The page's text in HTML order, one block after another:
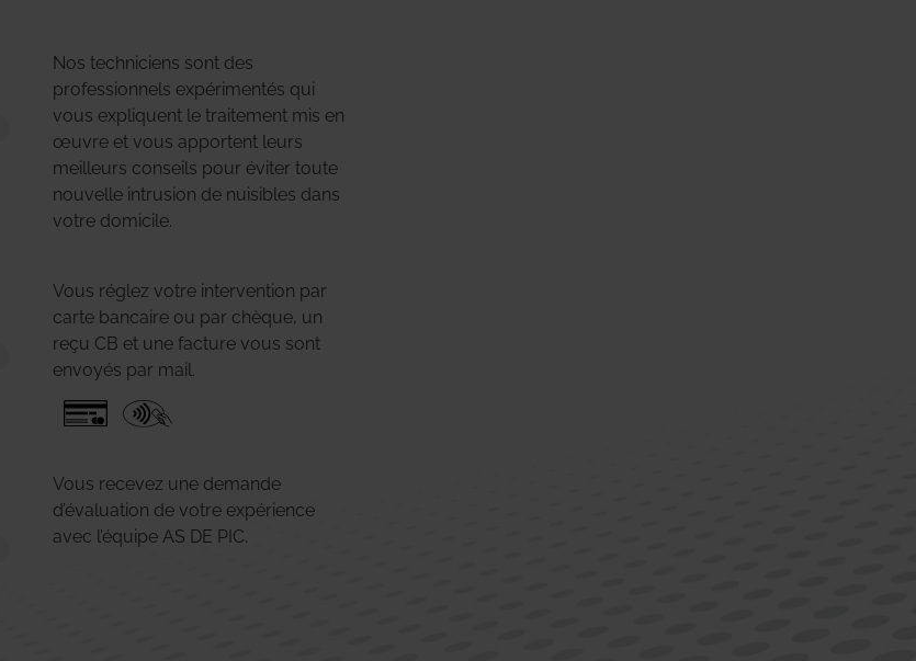
Nos techniciens sont des
professionnels expérimentés qui
vous expliquent le traitement mis en
œuvre et vous apportent leurs
meilleurs conseils pour éviter toute
nouvelle intrusion de nuisibles dans
votre domicile.
Vous réglez votre intervention par
carte bancaire ou par chèque, un
reçu CB et une facture vous sont
envoyés par mail.
Vous recevez une demande
d’évaluation de votre expérience
avec l’équipe AS DE PIC.